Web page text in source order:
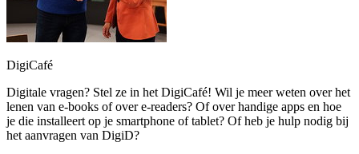
DigiCafé
Digitale vragen? Stel ze in het DigiCafé! Wil je meer weten over het
lenen van e-books of over e-readers? Of over handige apps en hoe
je die installeert op je smartphone of tablet? Of heb je hulp nodig bij
het aanvragen van DigiD?